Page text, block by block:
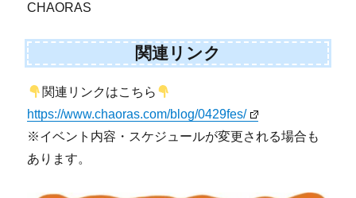
CHAORAS
関連リンク
関連リンクはこちら
https://www.chaoras.com/blog/0429fes/
※イベント内容・スケジュールが変更される場合も
あります。